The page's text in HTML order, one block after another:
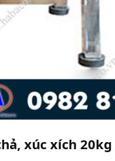
xúc xích 20kg